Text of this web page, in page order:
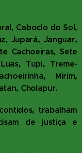
Caboclo do Sol,
Jupará, Janguar,
Cachoeiras, Sete
Tupi, Treme-
Mirim,
Cholapur.
trabalham
de justiça e